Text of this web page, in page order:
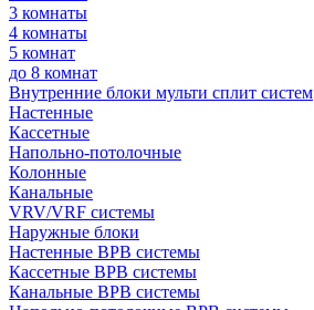
3 комнаты
4 комнаты
5 комнат
до 8 комнат
Внутренние блоки мульти сплит систем
Настенные
Кассетные
Напольно-потолочные
Колонные
Канальные
VRV/VRF системы
Наружные блоки
Настенные ВРВ системы
Кассетные ВРВ системы
Канальные ВРВ системы